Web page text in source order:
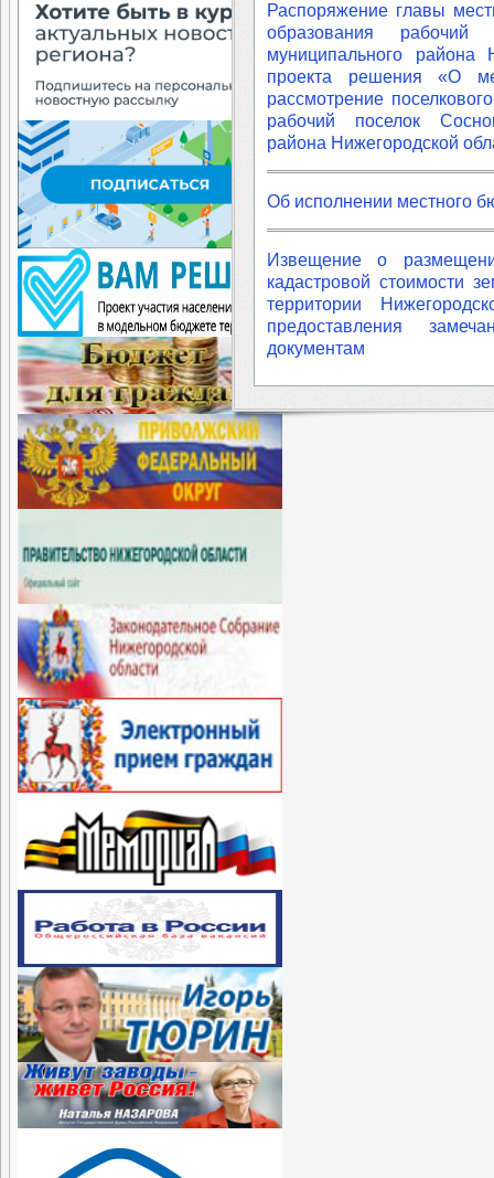
Распоряжение главы
образования рабочий
муниципального района
проекта решения «О
рассмотрение
рабочий поселок
района Нижегородской
Об исполнении местного
Извещение о
кадастровой стоимости
территории
предоставления
документам